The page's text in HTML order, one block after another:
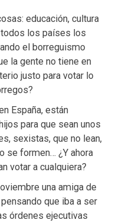
educación, cultura
todos los países los
el borreguismo
la gente no tiene en
justo para votar lo
España, están
para que sean unos
sexistas, que no lean,
se formen… ¿Y ahora
votar a cualquiera?
una amiga de
que iba a ser
órdenes ejecutivas